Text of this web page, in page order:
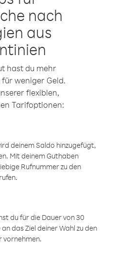
nach
aus
hast du mehr
weniger Geld.
flexiblen,
Tarifoptionen:
deinem Saldo hinzugefügt,
Mit deinem Guthaben
Rufnummer zu den
du für die Dauer von 30
das Ziel deiner Wahl zu den
vornehmen.